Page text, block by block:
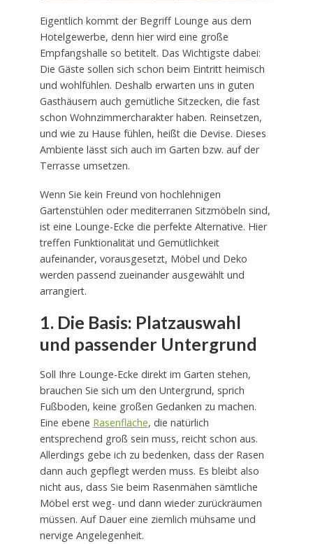
Eigentlich kommt der Begriff Lounge aus dem
Hotelgewerbe, denn hier wird eine große
Empfangshalle so betitelt. Das Wichtigste dabei:
Die Gäste sollen sich schon beim Eintritt heimisch
und wohlfühlen. Deshalb erwarten uns in guten
Gasthäusern auch gemütliche Sitzecken, die fast
schon Wohnzimmercharakter haben. Reinsetzen,
und wie zu Hause fühlen, heißt die Devise. Dieses
Ambiente lässt sich auch im Garten bzw. auf der
Terrasse umsetzen.
Wenn Sie kein Freund von hochlehnigen
Gartenstühlen oder mediterranen Sitzmöbeln sind,
ist eine Lounge-Ecke die perfekte Alternative. Hier
treffen Funktionalität und Gemütlichkeit
aufeinander, vorausgesetzt, Möbel und Deko
werden passend zueinander ausgewählt und
arrangiert.
1. Die Basis: Platzauswahl
und passender Untergrund
Soll Ihre Lounge-Ecke direkt im Garten stehen,
brauchen Sie sich um den Untergrund, sprich
Fußboden, keine großen Gedanken zu machen.
Eine ebene Rasenfläche, die natürlich
entsprechend groß sein muss, reicht schon aus.
Allerdings gebe ich zu bedenken, dass der Rasen
dann auch gepflegt werden muss. Es bleibt also
nicht aus, dass Sie beim Rasenmähen sämtliche
Möbel erst weg- und dann wieder zurückräumen
müssen. Auf Dauer eine ziemlich mühsame und
nervige Angelegenheit.